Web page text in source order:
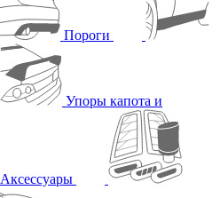
Пороги
Упоры капота и
Аксессуары